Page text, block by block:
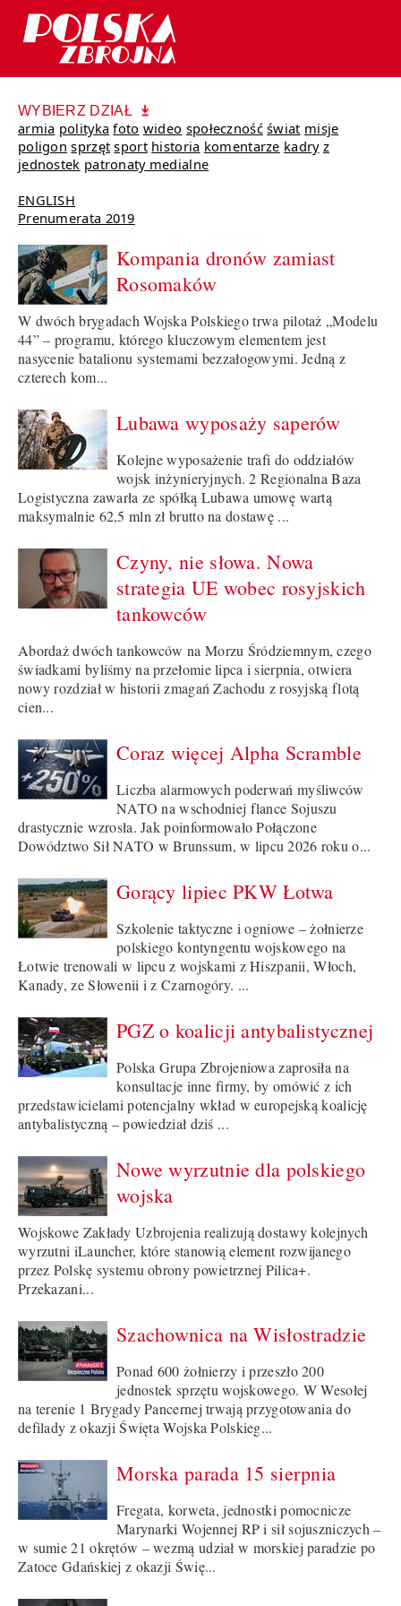
WYBIERZ DZIAŁ
armia polityka foto wideo społeczność świat misje
poligon sprzęt sport historia komentarze kadry z
jednostek patronaty medialne
ENGLISH
Prenumerata 2019
Kompania dronów zamiast
Rosomaków
W dwóch brygadach Wojska Polskiego trwa pilotaż „Modelu
44” – programu, którego kluczowym elementem jest
nasycenie batalionu systemami bezzałogowymi. Jedną z
czterech kom...
Lubawa wyposaży saperów
Kolejne wyposażenie trafi do oddziałów
wojsk inżynieryjnych. 2 Regionalna Baza
Logistyczna zawarła ze spółką Lubawa umowę wartą
maksymalnie 62,5 mln zł brutto na dostawę ...
Czyny, nie słowa. Nowa
strategia UE wobec rosyjskich
tankowców
Abordaż dwóch tankowców na Morzu Śródziemnym, czego
świadkami byliśmy na przełomie lipca i sierpnia, otwiera
nowy rozdział w historii zmagań Zachodu z rosyjską flotą
cien...
Coraz więcej Alpha Scramble
Liczba alarmowych poderwań myśliwców
NATO na wschodniej flance Sojuszu
drastycznie wzrosła. Jak poinformowało Połączone
Dowództwo Sił NATO w Brunssum, w lipcu 2026 roku o...
Gorący lipiec PKW Łotwa
Szkolenie taktyczne i ogniowe – żołnierze
polskiego kontyngentu wojskowego na
Łotwie trenowali w lipcu z wojskami z Hiszpanii, Włoch,
Kanady, ze Słowenii i z Czarnogóry. ...
PGZ o koalicji antybalistycznej
Polska Grupa Zbrojeniowa zaprosiła na
konsultacje inne firmy, by omówić z ich
przedstawicielami potencjalny wkład w europejską koalicję
antybalistyczną – powiedział dziś ...
Nowe wyrzutnie dla polskiego
wojska
Wojskowe Zakłady Uzbrojenia realizują dostawy kolejnych
wyrzutni iLauncher, które stanowią element rozwijanego
przez Polskę systemu obrony powietrznej Pilica+.
Przekazani...
Szachownica na Wisłostradzie
Ponad 600 żołnierzy i przeszło 200
jednostek sprzętu wojskowego. W Wesołej
na terenie 1 Brygady Pancernej trwają przygotowania do
defilady z okazji Święta Wojska Polskieg...
Morska parada 15 sierpnia
Fregata, korweta, jednostki pomocnicze
Marynarki Wojennej RP i sił sojuszniczych –
w sumie 21 okrętów – wezmą udział w morskiej paradzie po
Zatoce Gdańskiej z okazji Świę...